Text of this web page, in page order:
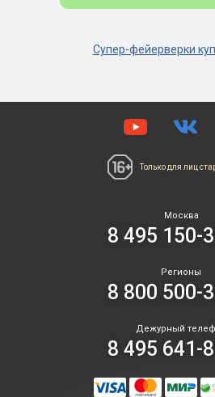
Супер-фейерверки
Только для лиц
Москва
8 495 150-
Регионы
8 800 500-
Дежурный
8 495 641-